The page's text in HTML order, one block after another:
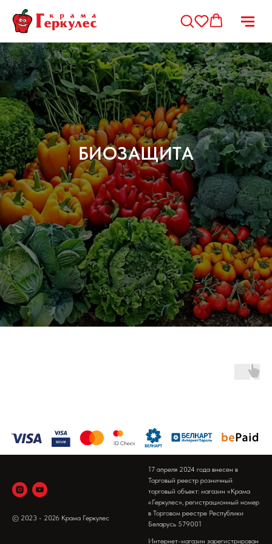
БИОЗАЩИТА
© 2023 - 2026 Крама Геркулес
17 апреля 2024 года внесен в
Торговый реестр розничный
торговый объект: магазин «Крама
«Геркулес», регистрационный номер
в Торговом реестре Республики
Беларусь 579001
Интернет-магазин зарегистрирован